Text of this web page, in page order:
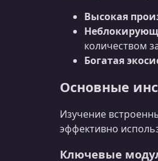
Высокая
количеством
Богатая
Основные
Изучение
эффективно
Ключевые